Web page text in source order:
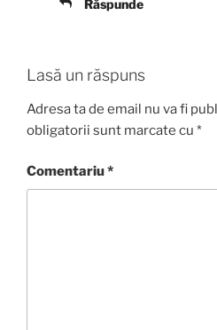
Răspunde
Lasă un răspuns
Adresa ta de email nu va fi
obligatorii sunt marcate cu *
Comentariu*